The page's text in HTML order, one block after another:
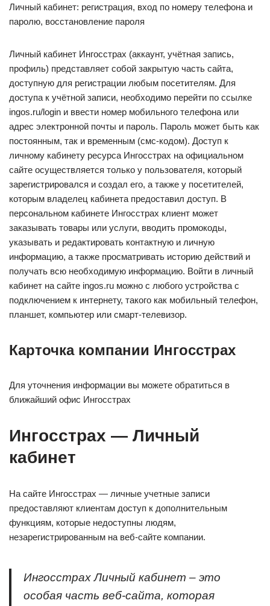
Личный кабинет: регистрация, вход по номеру телефона и
паролю, восстановление пароля
Личный кабинет Ингосстрах (аккаунт, учётная запись,
профиль) представляет собой закрытую часть сайта,
доступную для регистрации любым посетителям. Для
доступа к учётной записи, необходимо перейти по ссылке
ingos.ru/login и ввести номер мобильного телефона или
адрес электронной почты и пароль. Пароль может быть как
постоянным, так и временным (смс-кодом). Доступ к
личному кабинету ресурса Ингосстрах на официальном
сайте осуществляется только у пользователя, который
зарегистрировался и создал его, а также у посетителей,
которым владелец кабинета предоставил доступ. В
персональном кабинете Ингосстрах клиент может
заказывать товары или услуги, вводить промокоды,
указывать и редактировать контактную и личную
информацию, а также просматривать историю действий и
получать всю необходимую информацию. Войти в личный
кабинет на сайте ingos.ru можно с любого устройства с
подключением к интернету, такого как мобильный телефон,
планшет, компьютер или смарт-телевизор.
Карточка компании Ингосстрах
Для уточнения информации вы можете обратиться в
ближайший офис Ингосстрах
Ингосстрах — Личный
кабинет
На сайте Ингосстрах — личные учетные записи
предоставляют клиентам доступ к дополнительным
функциям, которые недоступны людям,
незарегистрированным на веб-сайте компании.
Ингосстрах Личный кабинет – это
особая часть веб-сайта, которая